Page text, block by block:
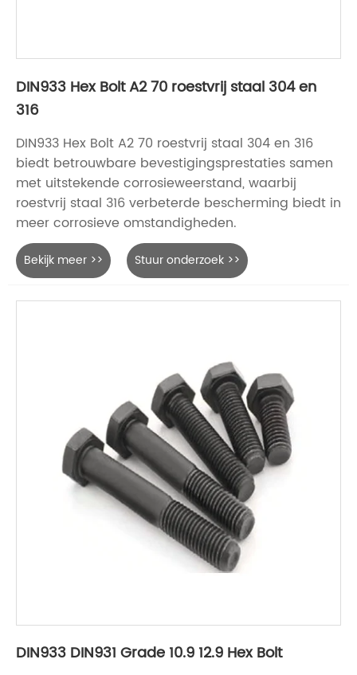
DIN933 Hex Bolt A2 70 roestvrij staal 304 en
316
DIN933 Hex Bolt A2 70 roestvrij staal 304 en 316
biedt betrouwbare bevestigingsprestaties samen
met uitstekende corrosieweerstand, waarbij
roestvrij staal 316 verbeterde bescherming biedt in
meer corrosieve omstandigheden.
Bekijk meer >> Stuur onderzoek >>
DIN933 DIN931 Grade 10.9 12.9 Hex Bolt